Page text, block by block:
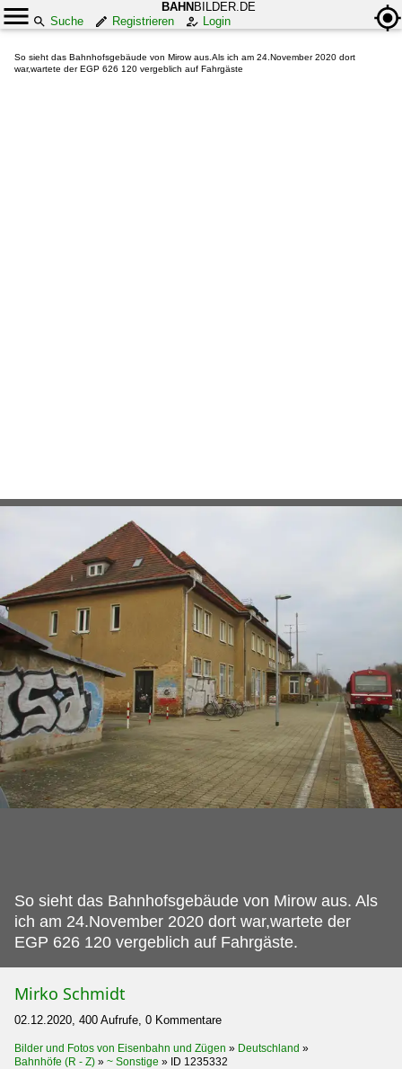
BAHN BILDER.DE
Suche
Registrieren Login
So sieht das Bahnhofsgebäude von Mirow aus.Als ich am 24.November 2020 dort
war,wartete der EGP 626 120 vergeblich auf Fahrgäste
So sieht das Bahnhofsgebäude von Mirow aus. Als
ich am 24.November 2020 dort war,wartete der
EGP 626 120 vergeblich auf Fahrgäste.
Mirko Schmidt
02.12.2020, 400 Aufrufe, 0 Kommentare
Bilder und Fotos von Eisenbahn und Zügen » Deutschland »
Bahnhöfe (R - Z) » ~ Sonstige » ID 1235332